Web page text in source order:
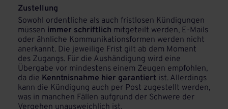
Zustellung
Sowohl ordentliche als auch fristlosen Kündigungen
müssen immer schriftlich mitgeteilt werden, E-Mails
oder ähnliche Kommunikationsformen werden nicht
anerkannt. Die jeweilige Frist gilt ab dem Moment
des Zugangs. Für die Aushändigung wird eine
Übergabe vor mindestens einem Zeugen empfohlen,
da die Kenntnisnahme hier garantiert ist. Allerdings
kann die Kündigung auch per Post zugestellt werden,
was in manchen Fällen aufgrund der Schwere der
Vergehen unausweichlich ist.